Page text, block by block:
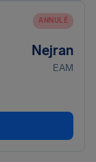
ANNULÉ
Nejran
EAM